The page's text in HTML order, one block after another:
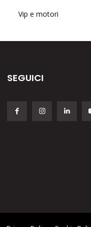
Vip e motori
SEGUICI